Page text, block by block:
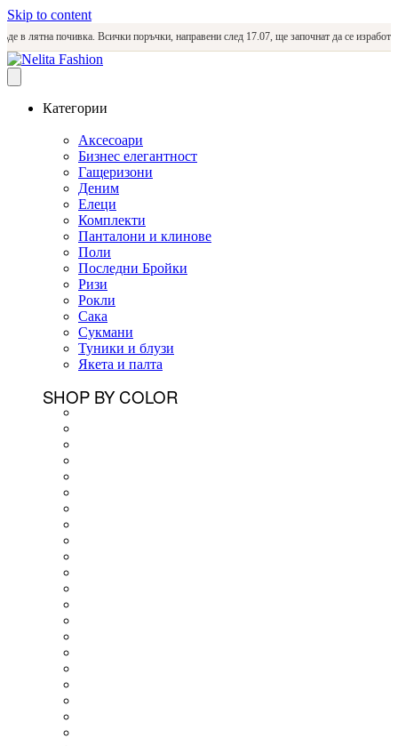
Skip to content
почивка. Всички поръчки, направени след 17.07, ще започнат да се изработват и
Категории
Аксесоари
Бизнес елегантност
Гащеризони
Деним
Елеци
Комплекти
Панталони и клинове
Поли
Последни Бройки
Ризи
Рокли
Сака
Сукмани
Туники и блузи
Якета и палта
SHOP BY COLOR